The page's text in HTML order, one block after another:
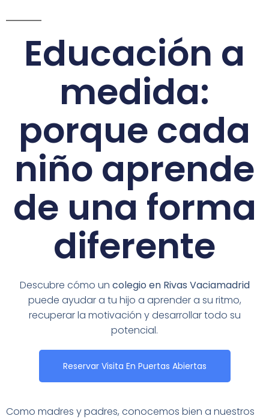
Educación a
medida:
porque cada
niño aprende
de una forma
diferente
Descubre cómo un colegio en Rivas Vaciamadrid
puede ayudar a tu hijo a aprender a su ritmo,
recuperar la motivación y desarrollar todo su
potencial.
Reservar Visita En Puertas Abiertas
Como madres y padres, conocemos bien a nuestros